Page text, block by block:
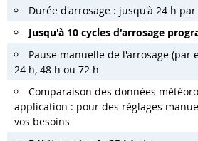
Durée d'arrosage : jusqu'à 24 h
Jusqu'à 10 cycles d'arrosage
Pause manuelle de l'arrosage (par
24 h, 48 h ou 72 h
Comparaison des données
application : pour des réglages
vos besoins